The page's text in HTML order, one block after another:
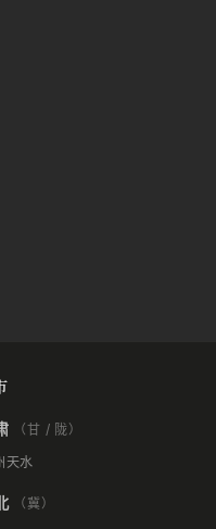
（甘 / 陇）
天水
（冀）